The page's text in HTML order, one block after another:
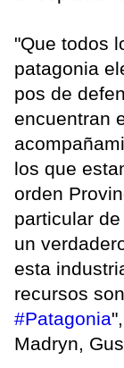
"Que todos
patagonia
pos de
encuentran
los que
orden
particular de
un
esta
recursos
#Patagonia
Madryn,